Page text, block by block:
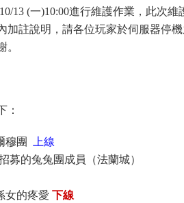
/13 (一)10:00進行維護作業，此次維
加註說明，請各位玩家於伺服器停
。
：
穆團
上線
募的兔兔團成員（法蘭城）
女的疼愛 下線